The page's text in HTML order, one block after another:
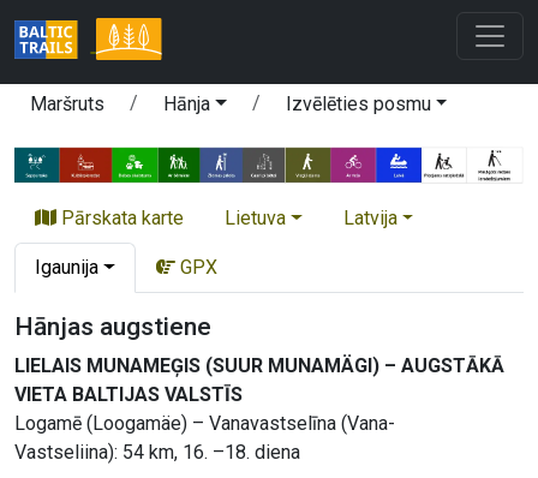
Maršruts Hānja Izvēlēties posmu
Pārskata karte Lietuva Latvija
Igaunija GPX
Hānjas augstiene
LIELAIS MUNAMEĢIS (SUUR MUNAMÄGI) – AUGSTĀKĀ
VIETA BALTIJAS VALSTĪS
Logamē (Loogamäe) – Vanavastselīna (Vana-
Vastseliina): 54 km, 16. –18. diena